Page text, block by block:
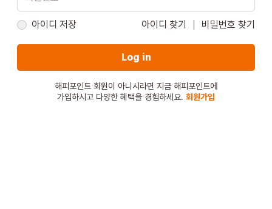
EVENT
STORE
아이디 저장 아이디 찾기 비밀번호 찾기
Log in
해피포인트 회원이 아니시라면 지금 해피포인트에
가입하시고 다양한 혜택을 경험하세요. 회원가입